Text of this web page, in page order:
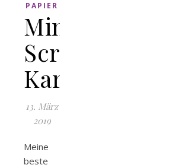
PAPIER
Mini
Scrapbook
Karte
13. März
2019
Meine
beste